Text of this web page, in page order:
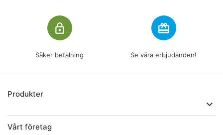
lock_outline
Säker betalning
redeem
Se våra erbjudanden!
Produkter

Vårt företag